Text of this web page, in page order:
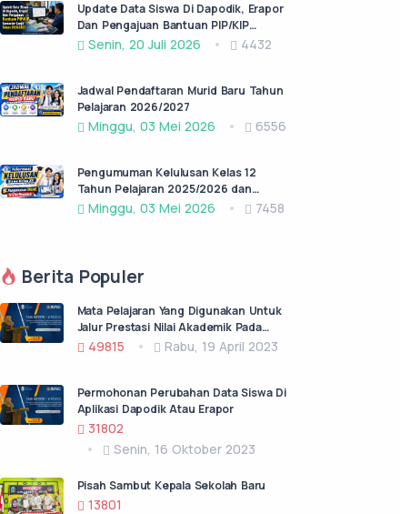
Update Data Siswa Di Dapodik, Erapor
Dan Pengajuan Bantuan PIP/KIP
Semester Ganjil Tahun 2026/2027
Senin, 20 Juli 2026 4432
Jadwal Pendaftaran Murid Baru Tahun
Pelajaran 2026/2027
Minggu, 03 Mei 2026 6556
Pengumuman Kelulusan Kelas 12
Tahun Pelajaran 2025/2026 dan
Permohonan Surat Keterangan lulus
Minggu, 03 Mei 2026 7458
Berita Populer
Mata Pelajaran Yang Digunakan Untuk
Jalur Prestasi Nilai Akademik Pada
PPDB Jatim Jenjang SMA/SMK Negeri
49815 Rabu, 19 April 2023
Permohonan Perubahan Data Siswa Di
Aplikasi Dapodik Atau Erapor
31802
Senin, 16 Oktober 2023
Pisah Sambut Kepala Sekolah Baru
13801